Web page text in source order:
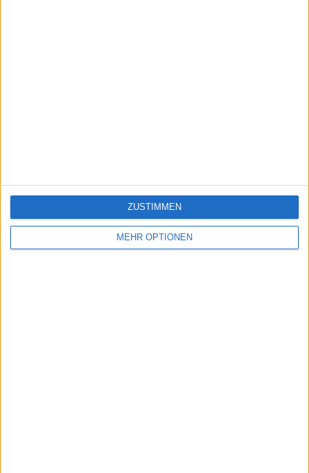
MEHR OPTIONEN
ZUSTIMMEN